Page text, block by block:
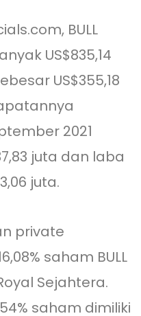
BULL
US$835,14
US$355,18
2021
juta dan laba
juta.
private
saham BULL
Sejahtera.
saham dimiliki